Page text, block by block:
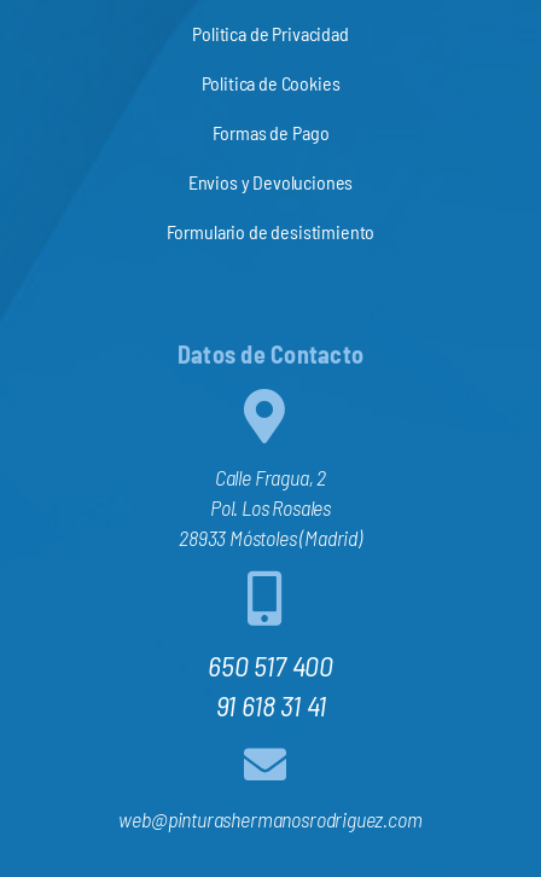
Politica de Privacidad
Politica de Cookies
Formas de Pago
Envios y Devoluciones
Formulario de desistimiento
Datos de Contacto
Calle Fragua, 2
Pol. Los Rosales
28933 Móstoles (Madrid)
650 517 400
91 618 31 41
web@pinturashermanosrodriguez.com